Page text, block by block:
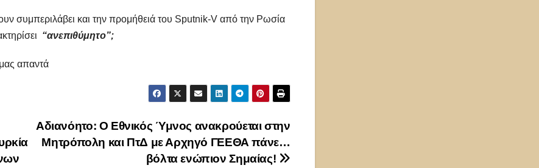
συμπεριλάβει και την προμήθειά του Sputnik-V από την Ρωσία
“ανεπιθύμητο”;
απαντά
Αδιανόητο: Ο Εθνικός Ύμνος ανακρούεται στην
Μητρόπολη και ΠτΔ με Αρχηγό ΓΕΕΘΑ πάνε…
βόλτα ενώπιον Σημαίας!